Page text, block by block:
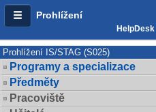
Prohlížení
Prohlížení IS/STAG (S025)
Programy a specializace
Předměty
Pracoviště